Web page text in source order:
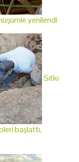
yenilendi
Sıtkı
başlattı,